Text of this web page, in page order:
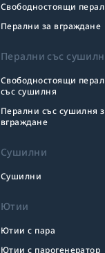
Свободностоящи
Перални за вграждане
Перални със
Свободностоящи
със сушилня
Перални със сушилня
вграждане
Сушилни
Сушилни
Ютии
Ютии с пара
Ютии с парогенератор